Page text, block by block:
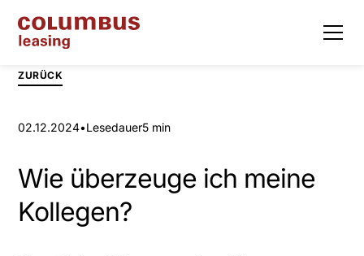
ZURÜCK
02.12.2024•Lesedauer5 min
Wie überzeuge ich meine
Kollegen?